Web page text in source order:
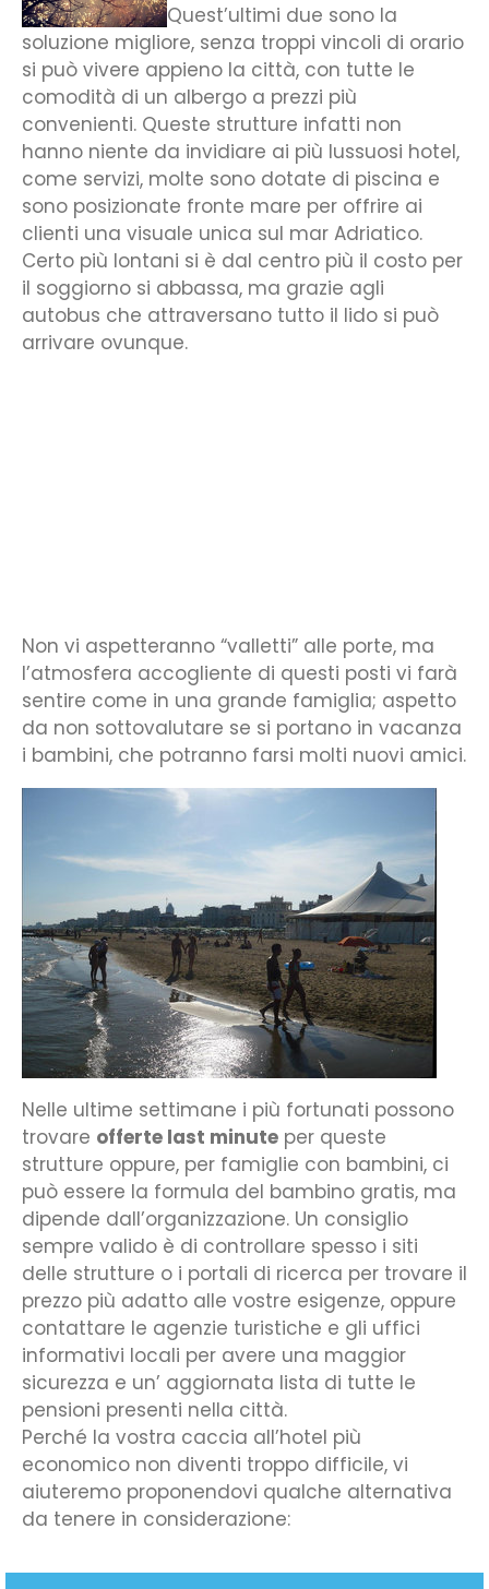
Quest’ultimi due sono la
soluzione migliore, senza troppi vincoli di orario
si può vivere appieno la città, con tutte le
comodità di un albergo a prezzi più
convenienti. Queste strutture infatti non
hanno niente da invidiare ai più lussuosi hotel,
come servizi, molte sono dotate di piscina e
sono posizionate fronte mare per offrire ai
clienti una visuale unica sul mar Adriatico.
Certo più lontani si è dal centro più il costo per
il soggiorno si abbassa, ma grazie agli
autobus che attraversano tutto il lido si può
arrivare ovunque.
Non vi aspetteranno “valletti” alle porte, ma
l’atmosfera accogliente di questi posti vi farà
sentire come in una grande famiglia; aspetto
da non sottovalutare se si portano in vacanza
i bambini, che potranno farsi molti nuovi amici.
Nelle ultime settimane i più fortunati possono
trovare offerte last minute per queste
strutture oppure, per famiglie con bambini, ci
può essere la formula del bambino gratis, ma
dipende dall’organizzazione. Un consiglio
sempre valido è di controllare spesso i siti
delle strutture o i portali di ricerca per trovare il
prezzo più adatto alle vostre esigenze, oppure
contattare le agenzie turistiche e gli uffici
informativi locali per avere una maggior
sicurezza e un’ aggiornata lista di tutte le
pensioni presenti nella città.
Perché la vostra caccia all’hotel più
economico non diventi troppo difficile, vi
aiuteremo proponendovi qualche alternativa
da tenere in considerazione: